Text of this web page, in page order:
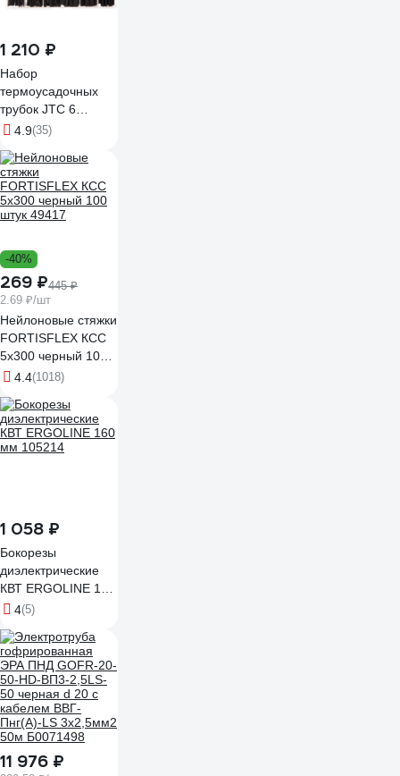
1 210 ₽
Набор
термоусадочных
трубок JTC 6
типоразмеров,
120шт в боксе
-2034 694153
4.9(35)
-40%
269 ₽445 ₽
2.69 ₽/шт
Нейлоновые стяжки
FORTISFLEX КСС
5х300 черный 100
штук 49417
4.4(1018)
1 058 ₽
Бокорезы
диэлектрические
КВТ ERGOLINE 160
мм 105214
4(5)
11 976 ₽